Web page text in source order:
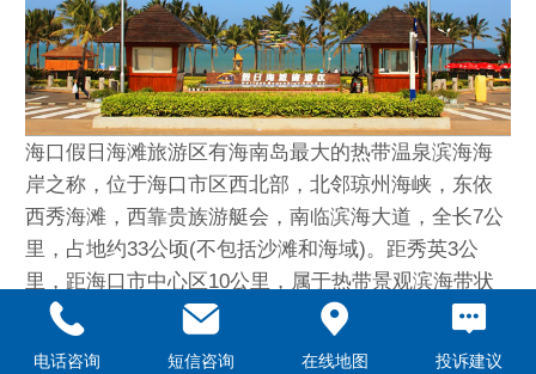
海口假日海滩旅游区有海南岛最大的热带温泉滨海海
岸之称，位于海口市区西北部，北邻琼州海峡，东依
西秀海滩，西靠贵族游艇会，南临滨海大道，全长7公
里，占地约33公顷(不包括沙滩和海域)。距秀英3公
里，距海口市中心区10公里，属于热带景观滨海带状
型地带，岸线绵长，沙细水清，景点丰富，视野开
电话咨询 短信咨询 在线地图 投诉建议